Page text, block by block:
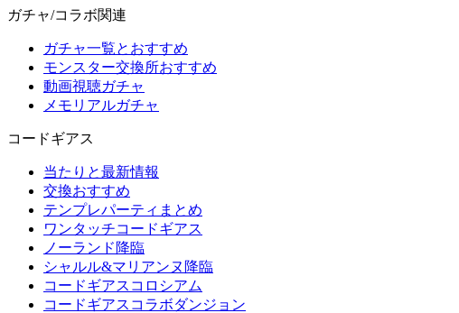
ガチャ/コラボ関連
ガチャ一覧とおすすめ
モンスター交換所おすすめ
動画視聴ガチャ
メモリアルガチャ
コードギアス
当たりと最新情報
交換おすすめ
テンプレパーティまとめ
ワンタッチコードギアス
ノーランド降臨
シャルル&マリアンヌ降臨
コードギアスコロシアム
コードギアスコラボダンジョン